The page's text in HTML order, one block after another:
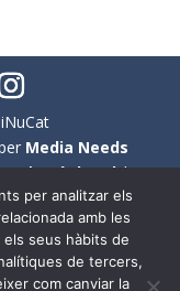
Media Needs
|Avís legal|
no sexista del
de la seva
per analitzar els
amb les
els seus hàbits de
de tercers,
com canviar la